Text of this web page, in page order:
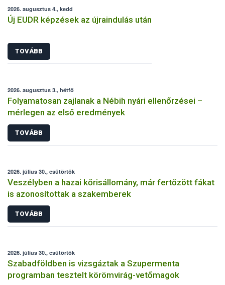
2026. augusztus 4., kedd
Új EUDR képzések az újraindulás után
TOVÁBB
2026. augusztus 3., hétfő
Folyamatosan zajlanak a Nébih nyári ellenőrzései –
mérlegen az első eredmények
TOVÁBB
2026. július 30., csütörtök
Veszélyben a hazai kőrisállomány, már fertőzött fákat
is azonosítottak a szakemberek
TOVÁBB
2026. július 30., csütörtök
Szabadföldben is vizsgáztak a Szupermenta
programban tesztelt körömvirág-vetőmagok